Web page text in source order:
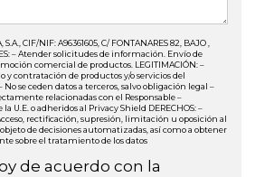
S.A., CIF/NIF: A96361605, C/ FONTANARES 82, BAJO ,
– Atender solicitudes de información. Envío de
comercial de productos. LEGITIMACIÓN: –
contratación de productos y/o servicios del
No se ceden datos a terceros, salvo obligación legal –
relacionadas con el Responsable –
U.E. o adheridos al Privacy Shield DERECHOS: –
rectificación, supresión, limitación u oposición al
de decisiones automatizadas, así como a obtener
sobre el tratamiento de los datos
de acuerdo con la